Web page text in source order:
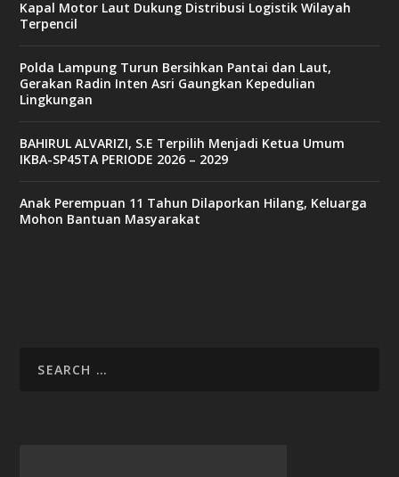
Kapal Motor Laut Dukung Distribusi Logistik Wilayah
Terpencil
Polda Lampung Turun Bersihkan Pantai dan Laut,
Gerakan Radin Inten Asri Gaungkan Kepedulian
Lingkungan
BAHIRUL ALVARIZI, S.E Terpilih Menjadi Ketua Umum
IKBA-SP45TA PERIODE 2026 – 2029
Anak Perempuan 11 Tahun Dilaporkan Hilang, Keluarga
Mohon Bantuan Masyarakat